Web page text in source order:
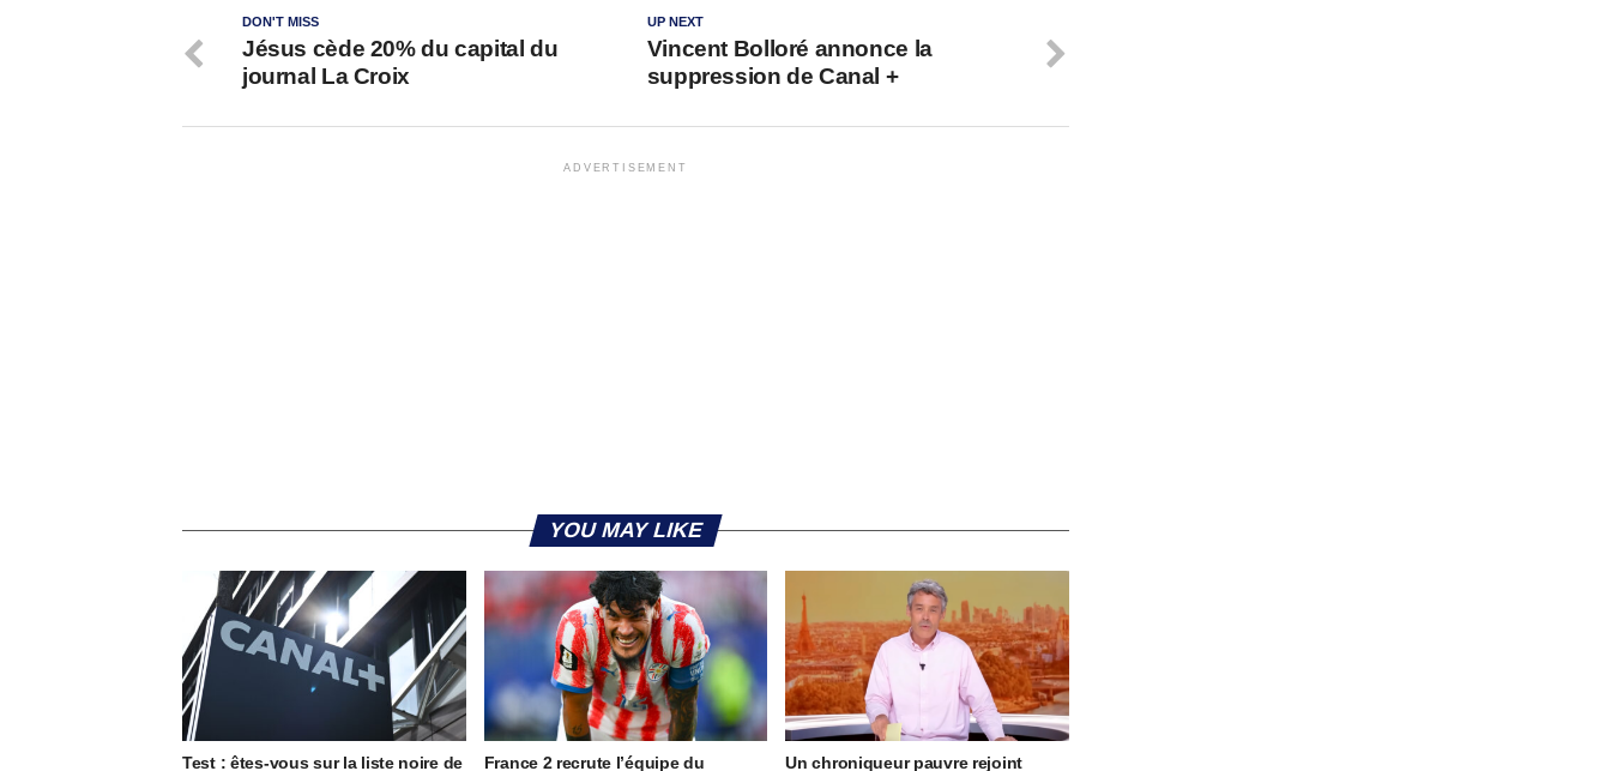
UP NEXT
Vincent Bolloré annonce la
suppression de Canal +
DON'T MISS
Jésus cède 20% du capital du
journal La Croix
ADVERTISEMENT
YOU MAY LIKE
Test : êtes-vous sur la liste noire de
France 2 recrute l’équipe du
Un chroniqueur pauvre rejoint